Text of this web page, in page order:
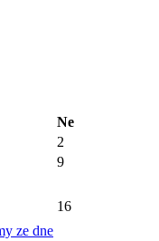
Ne
2
9
ze dne
16